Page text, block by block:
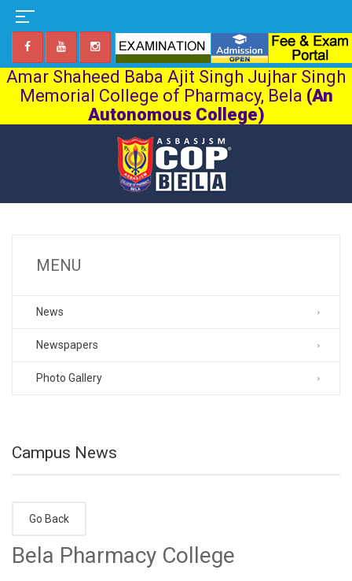
Amar Shaheed Baba Ajit Singh Jujhar Singh
Memorial College of Pharmacy, Bela (An
Autonomous College)
MENU
News
Newspapers
Photo Gallery
Campus News
Go Back
Bela Pharmacy College